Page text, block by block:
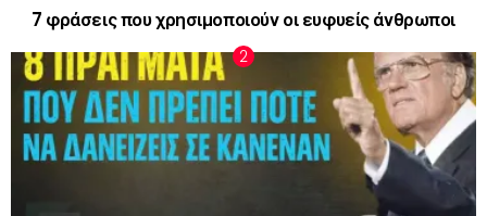
7 φράσεις που χρησιμοποιούν οι ευφυείς άνθρωποι